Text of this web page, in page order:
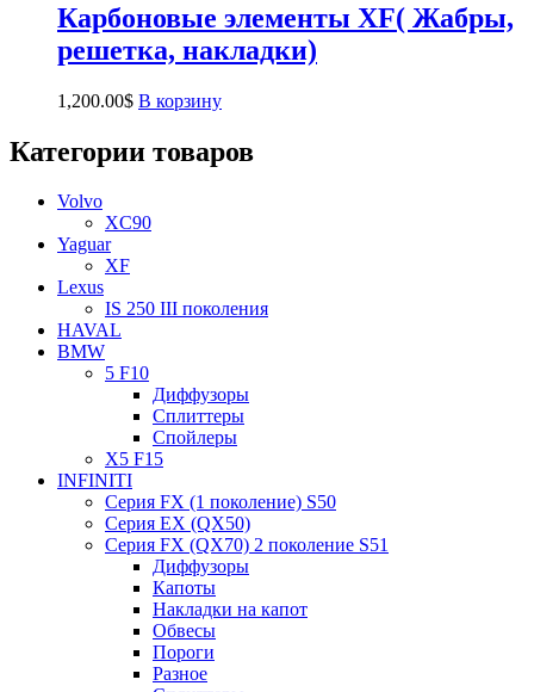
Карбоновые элементы XF( Жабры,
решетка, накладки)
1,200.00$ В корзину
Категории товаров
Volvo
XC90
Yaguar
XF
Lexus
IS 250 III поколения
HAVAL
BMW
5 F10
Диффузоры
Сплиттеры
Спойлеры
X5 F15
INFINITI
Серия FX (1 поколение) S50
Серия EX (QX50)
Серия FX (QX70) 2 поколение S51
Диффузоры
Капоты
Накладки на капот
Обвесы
Пороги
Разное